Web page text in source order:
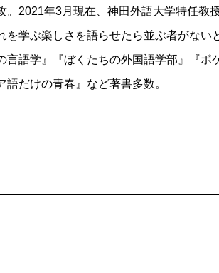
受験には有利では？ と思う方もいるか
で養えたと信じている。黒田さんも「外
うとしないことである」と言っている。
いいのだ。
。2021年3月現在、神田外語大学特任教
を学ぶ楽しさを語らせたら並ぶ者がない
言語学』『ぼくたちの外国語学部』『
語だけの青春』など著書多数。